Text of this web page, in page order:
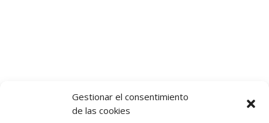
Gestionar el consentimiento
de las cookies